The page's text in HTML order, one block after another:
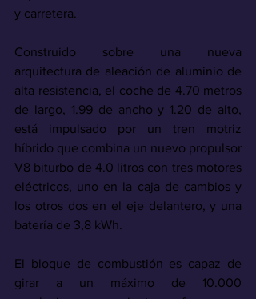
y carretera.
Construido sobre una nueva
arquitectura de aleación de aluminio de
alta resistencia, el coche de 4.70 metros
de largo, 1.99 de ancho y 1.20 de alto,
está impulsado por un tren motriz
híbrido que combina un nuevo propulsor
V8 biturbo de 4.0 litros con tres motores
eléctricos, uno en la caja de cambios y
los otros dos en el eje delantero, y una
batería de 3,8 kWh.
El bloque de combustión es capaz de
girar a un máximo de 10.000